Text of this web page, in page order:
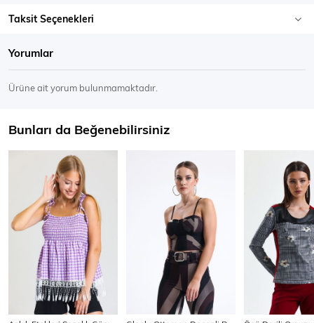
Taksit Seçenekleri
Yorumlar
Ürüne ait yorum bulunmamaktadır.
Bunları da Beğenebilirsiniz